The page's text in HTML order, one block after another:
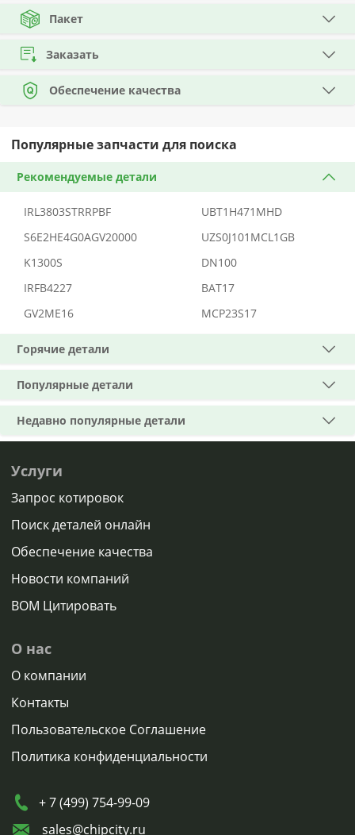
Пакет
Заказать
Обеспечение качества
Популярные запчасти для поиска
Рекомендуемые детали
IRL3803STRRPBF
UBT1H471MHD
S6E2HE4G0AGV20000
UZS0J101MCL1GB
K1300S
DN100
IRFB4227
BAT17
GV2ME16
MCP23S17
Горячие детали
Популярные детали
Недавно популярные детали
Услуги
Запрос котировок
Поиск деталей онлайн
Обеспечение качества
Новости компаний
BOM Цитировать
О нас
О компании
Контакты
Пользовательское Соглашение
Политика конфиденциальности
+ 7 (499) 754-99-09
sales@chipcity.ru